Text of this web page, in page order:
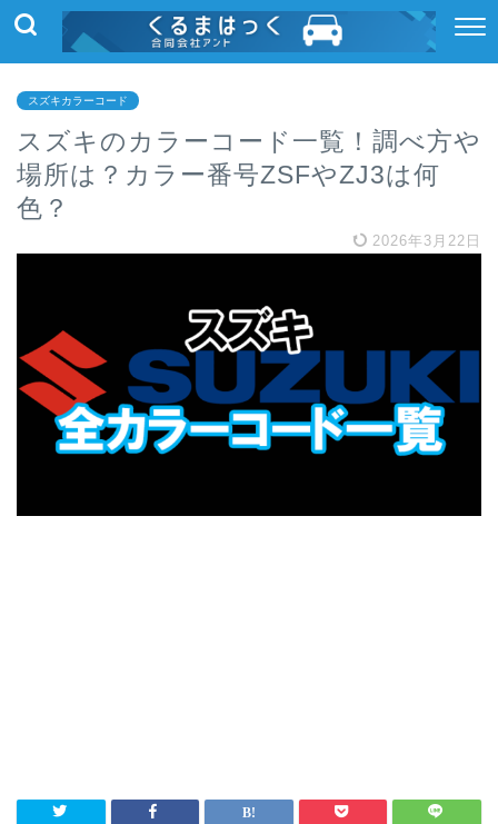
スズキカラーコード
スズキのカラーコード一覧！調べ方や
場所は？カラー番号ZSFやZJ3は何
色？
2026年3月22日